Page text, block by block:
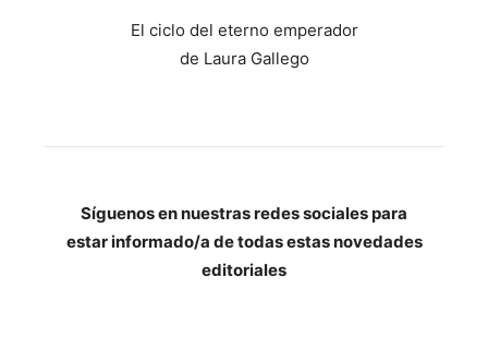
El ciclo del eterno emperador
de Laura Gallego
Síguenos en nuestras redes sociales para
estar informado/a de todas estas novedades
editoriales